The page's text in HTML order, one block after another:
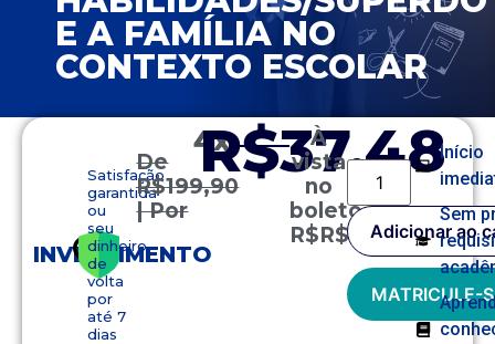
E A FAMÍLIA NO
CONTEXTO ESCOLAR
INVESTIMENTO
Satisfação
garantida
ou
seu
dinheiro
de
volta
por
até 7
dias
De
R$199,90
| Por
4x
R$37,48
À
vista
no
boleto
R$R$149,90
Adicionar ao
MATRICULE-
Início
Sem